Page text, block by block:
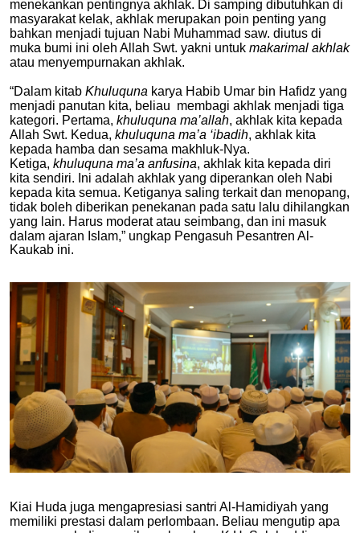
menekankan pentingnya akhlak. Di samping dibutuhkan di
masyarakat kelak, akhlak merupakan poin penting yang
bahkan menjadi tujuan Nabi Muhammad saw. diutus di
muka bumi ini oleh Allah Swt. yakni untuk makarimal akhlak
atau menyempurnakan akhlak.
“Dalam kitab Khuluquna karya Habib Umar bin Hafidz yang
menjadi panutan kita, beliau membagi akhlak menjadi tiga
kategori. Pertama, khuluquna ma’allah, akhlak kita kepada
Allah Swt. Kedua, khuluquna ma’a ‘ibadih, akhlak kita
kepada hamba dan sesama makhluk-Nya.
Ketiga, khuluquna ma’a anfusina, akhlak kita kepada diri
kita sendiri. Ini adalah akhlak yang diperankan oleh Nabi
kepada kita semua. Ketiganya saling terkait dan menopang,
tidak boleh diberikan penekanan pada satu lalu dihilangkan
yang lain. Harus moderat atau seimbang, dan ini masuk
dalam ajaran Islam,” ungkap Pengasuh Pesantren Al-
Kaukab ini.
Kiai Huda juga mengapresiasi santri Al-Hamidiyah yang
memiliki prestasi dalam perlombaan. Beliau mengutip apa